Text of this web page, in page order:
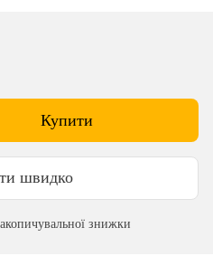
Купити
швидко
знижки